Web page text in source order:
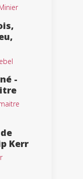
-
Kerr